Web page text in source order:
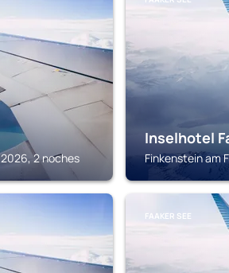
2 noches
Inselhotel
Finkenstein am
FAAKER SEE